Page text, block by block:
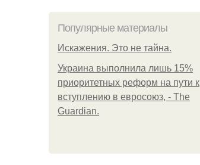
Популярные материалы
Искажения. Это не тайна.
Украина выполнила лишь 15%
приоритетных реформ на пути к
вступлению в евросоюз, - The
Guardian.